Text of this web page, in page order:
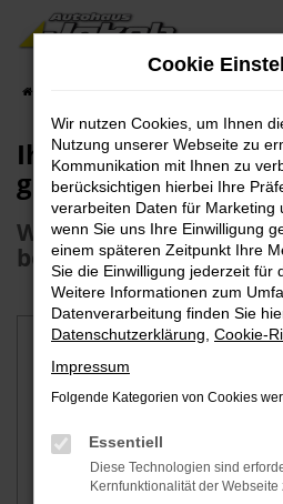
Zum
Hauptinhalt
Ihr
gefunden?
Wir können Ihnen Ihr
bestimmt besorgen
Fahrzeugdaten
Modell
Cookie
Wir nutzen Cookies, um Ihnen
Nutzung unserer Webseite zu
Kommunikation mit Ihnen zu
berücksichtigen hierbei Ihre
verarbeiten Daten für Marketing
wenn Sie uns Ihre Einwilligung
einem späteren Zeitpunkt Ihre
Sie die Einwilligung jederzeit für
Weitere Informationen zum
Datenverarbeitung finden Sie
Datenschutzerklärung Cookie-
Impressum
Folgende Kategorien von Cookies
Essentiell
Diese Technologien sind
Kernfunktionalität der